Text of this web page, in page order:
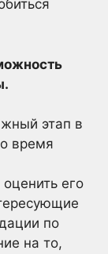
этап в
время
его
по
на то,